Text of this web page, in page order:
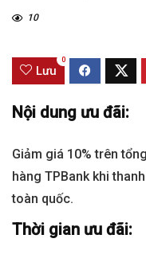
10
Lưu
0
Nội dung ưu đãi:
Giảm giá 10% trên
hàng TPBank khi
toàn quốc.
Thời gian ưu đãi: